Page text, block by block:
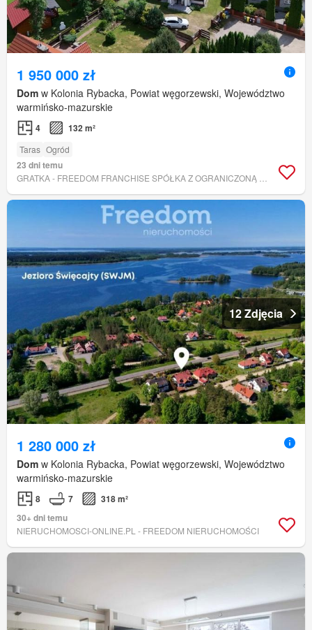
1 950 000 zł
Dom w Kolonia Rybacka, Powiat węgorzewski, Województwo
warmińsko-mazurskie
4 132 m²
Taras Ogród
23 dni temu
12 Zdjęcia
1 280 000 zł
Dom w Kolonia Rybacka, Powiat węgorzewski, Województwo
warmińsko-mazurskie
8 7
318 m²
30+ dni temu
NIERUCHOMOSCI-ONLINE.PL - FREEDOM NIERUCHOMOŚCI